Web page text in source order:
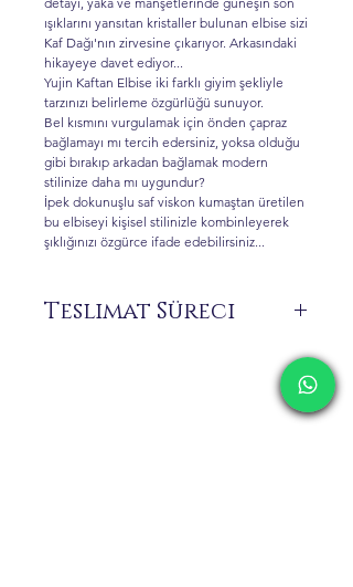
ışıklarını yansıtan kristaller bulunan elbise sizi
Kaf Dağı'nın zirvesine çıkarıyor. Arkasındaki
hikayeye davet ediyor...
Yujin Kaftan Elbise iki farklı giyim şekliyle
tarzınızı belirleme özgürlüğü sunuyor.
Bel kısmını vurgulamak için önden çapraz
bağlamayı mı tercih edersiniz, yoksa olduğu
gibi bırakıp arkadan bağlamak modern
stilinize daha mı uygundur?
İpek dokunuşlu saf viskon kumaştan üretilen
bu elbiseyi kişisel stilinizle kombinleyerek
şıklığınızı özgürce ifade edebilirsiniz...
Teslimat Süreci
Siparişiniz üzerine size özel üretilen ürünler
Sipariş vermeden önce 0 516 162 00 36
numaralı WhatsApp hattımızdan ürünün